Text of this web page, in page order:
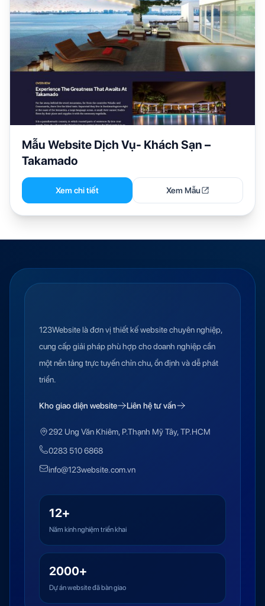
Mẫu Website Dịch Vụ- Khách Sạn –
Takamado
Xem chi tiết Xem Mẫu
123Website là đơn vị thiết kế website chuyên nghiệp,
cung cấp giải pháp phù hợp cho doanh nghiệp cần
một nền tảng trực tuyến chỉn chu, ổn định và dễ phát
triển.
Kho giao diện website Liên hệ tư vấn
292 Ung Văn Khiêm, P.Thạnh Mỹ Tây, TP.HCM
0283 510 6868
info@123website.com.vn
12+
Năm kinh nghiệm triển khai
2000+
Dự án website đã bàn giao